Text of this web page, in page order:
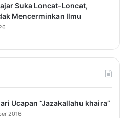
Suka Loncat-Loncat,
Mencerminkan Ilmu
Ucapan “Jazakallahu khaira”
2016